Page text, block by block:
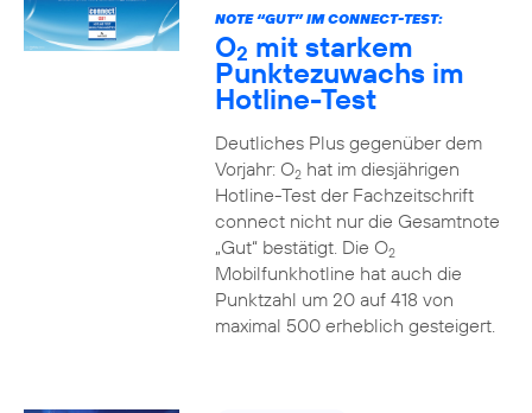
NOTE “GUT” IM CONNECT-TEST:
O2 mit starkem
Punktezuwachs im
Hotline-Test
Deutliches Plus gegenüber dem
Vorjahr: O2hat im diesjährigen
Hotline-Test der Fachzeitschrift
connect nicht nur die Gesamtnote
„Gut“ bestätigt. Die O2
Mobilfunkhotline hat auch die
Punktzahl um 20 auf 418 von
maximal 500 erheblich gesteigert.